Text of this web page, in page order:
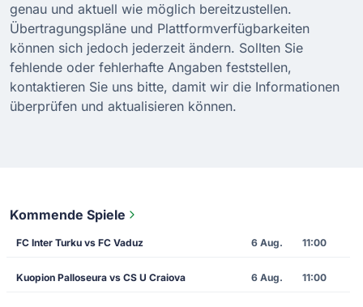
genau und aktuell wie möglich bereitzustellen.
Übertragungspläne und Plattformverfügbarkeiten
können sich jedoch jederzeit ändern. Sollten Sie
fehlende oder fehlerhafte Angaben feststellen,
kontaktieren Sie uns bitte, damit wir die Informationen
überprüfen und aktualisieren können.
Kommende Spiele
FC Inter Turku vs FC Vaduz 6 Aug. 11:00
Kuopion Palloseura vs CS U Craiova 6 Aug. 11:00